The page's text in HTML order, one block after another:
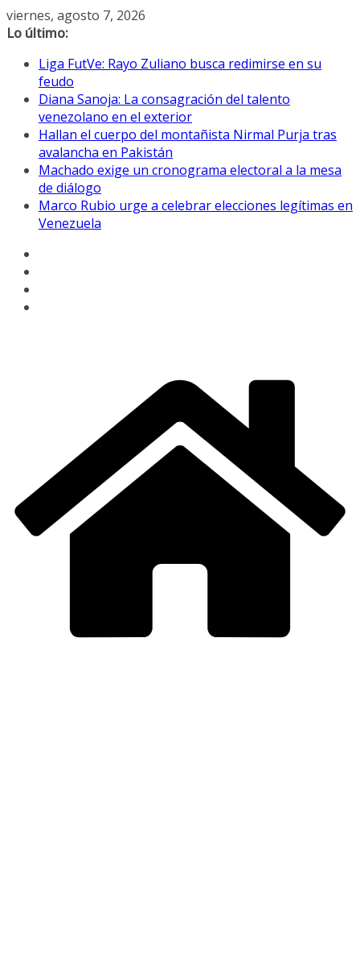
Saltar
al
viernes, agosto 7, 2026
Lo último:
Liga FutVe: Rayo Zuliano busca redimirse en su
feudo
Diana Sanoja: La consagración del talento
venezolano en el exterior
Hallan el cuerpo del montañista Nirmal Purja tras
avalancha en Pakistán
Machado exige un cronograma electoral a la mesa
de diálogo
Marco Rubio urge a celebrar elecciones legítimas en
Venezuela